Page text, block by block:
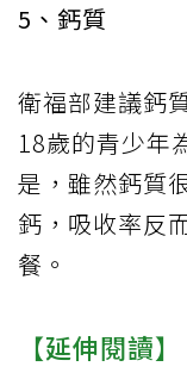
5、鈣質
衛福部建議鈣
18歲的青少年
是，雖然鈣質
鈣，吸收率反
餐。
【延伸閱讀】